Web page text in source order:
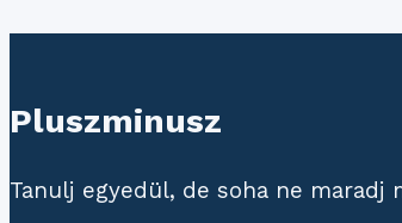
Pluszminusz
Tanulj egyedül, de soha ne maradj